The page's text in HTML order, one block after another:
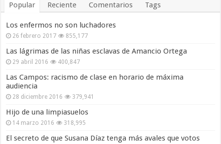
Popular Reciente Comentarios Tags
Los enfermos no son luchadores
26 febrero 2017 855,177
Las lágrimas de las niñas esclavas de Amancio Ortega
29 abril 2016 400,847
Las Campos: racismo de clase en horario de máxima
audiencia
28 diciembre 2016 379,941
Hijo de una limpiasuelos
14 marzo 2016 318,995
El secreto de que Susana Díaz tenga más avales que votos